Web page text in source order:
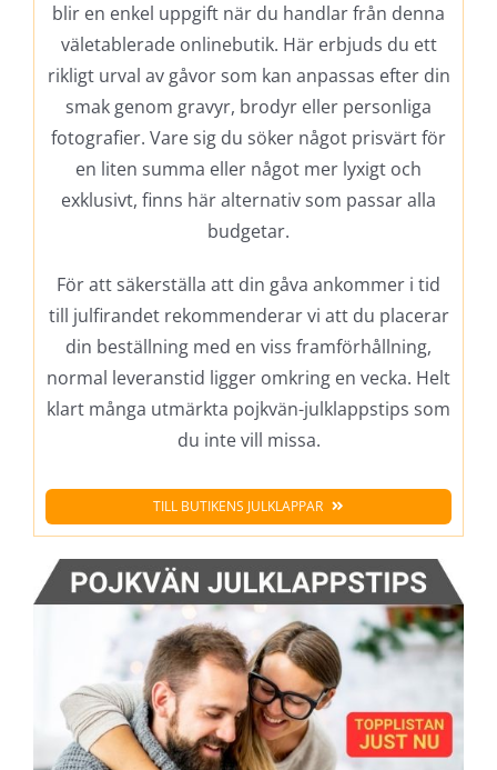
blir en enkel uppgift när du handlar från denna
väletablerade onlinebutik. Här erbjuds du ett
rikligt urval av gåvor som kan anpassas efter din
smak genom gravyr, brodyr eller personliga
fotografier. Vare sig du söker något prisvärt för
en liten summa eller något mer lyxigt och
exklusivt, finns här alternativ som passar alla
budgetar.
För att säkerställa att din gåva ankommer i tid
till julfirandet rekommenderar vi att du placerar
din beställning med en viss framförhållning,
normal leveranstid ligger omkring en vecka. Helt
klart många utmärkta pojkvän-julklappstips som
du inte vill missa.
TILL BUTIKENS JULKLAPPAR